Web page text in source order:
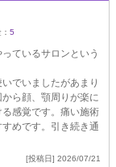
5
ているサロンという
でいましたがあまり
ら顔、顎周りが楽に
感覚です。痛い施術
めです。引き続き通
[投稿日] 2026/07/21